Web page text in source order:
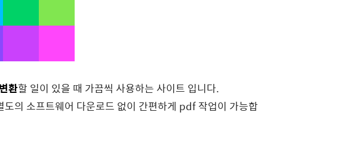
환할 일이 있을 때 가끔씩 사용하는 사이트 입니다.
의 소프트웨어 다운로드 없이 간편하게 pdf 작업이 가능합